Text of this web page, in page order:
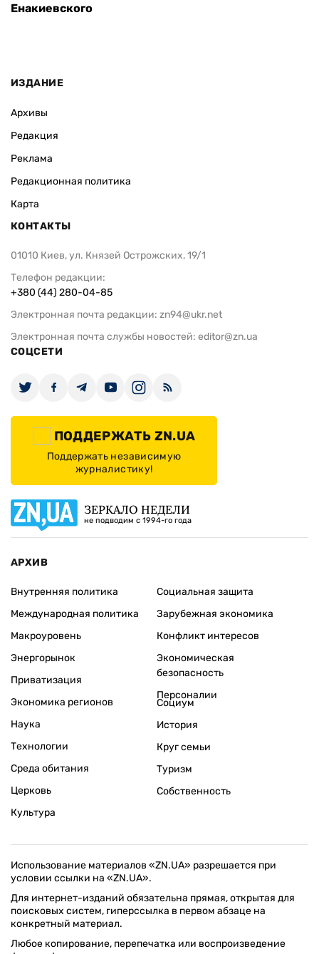
Енакиевского
ИЗДАНИЕ
Архивы
Редакция
Реклама
Редакционная политика
Карта
КОНТАКТЫ
01010 Киев, ул. Князей Острожских, 19/1
Телефон редакции:
+380 (44) 280-04-85
Электронная почта редакции: zn94@ukr.net
Электронная почта службы новостей: editor@zn.ua
СОЦСЕТИ
ПОДДЕРЖАТЬ ZN.UA
Поддержать независимую
журналистику!
ЗЕРКАЛО НЕДЕЛИ
не подводим с 1994-го года
АРХИВ
Внутренняя политика
Международная политика
Макроуровень
Энергорынок
Приватизация
Экономика регионов
Социальная защита
Зарубежная экономика
Конфликт интересов
Экономическая
безопасность
Персоналии
Наука
Технологии
Среда обитания
Церковь
Культура
Социум
История
Круг семьи
Туризм
Собственность
Использование материалов «ZN.UA» разрешается при
условии ссылки на «ZN.UA».
Для интернет-изданий обязательна прямая, открытая для
поисковых систем, гиперссылка в первом абзаце на
конкретный материал.
Любое копирование, перепечатка или воспроизведение